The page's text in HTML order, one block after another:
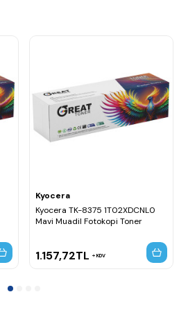
Kyocera
Kyocera TK-8375 1T02XDCNL0
Mavi Muadil Fotokopi Toner
1.157,72TL KDV